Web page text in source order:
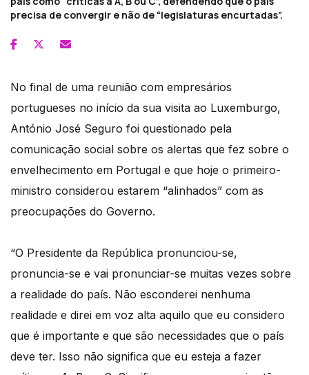
precisa de convergir e não de “legislaturas encurtadas”.
No final de uma reunião com empresários
portugueses no início da sua visita ao Luxemburgo,
António José Seguro foi questionado pela
comunicação social sobre os alertas que fez sobre o
envelhecimento em Portugal e que hoje o primeiro-
ministro considerou estarem “alinhados” com as
preocupações do Governo.
“O Presidente da República pronunciou-se,
pronuncia-se e vai pronunciar-se muitas vezes sobre
a realidade do país. Não esconderei nenhuma
realidade e direi em voz alta aquilo que eu considero
que é importante e que são necessidades que o país
deve ter. Isso não significa que eu esteja a fazer